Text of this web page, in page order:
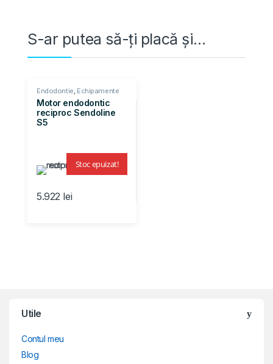
S-ar putea să-ți placă și…
Endodontie, Echipamente
Cabinet
Motor endodontic
reciproc Sendoline
S5
Stoc epuizat!
5.922 lei
Utile
Contul meu
Blog